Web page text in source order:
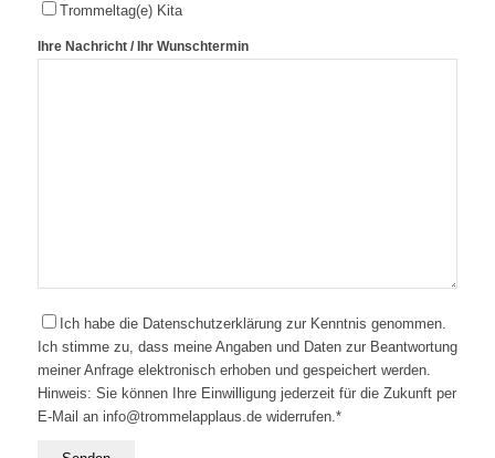
Trommeltag(e) Kita
Ihre Nachricht / Ihr Wunschtermin
Ich habe die Datenschutzerklärung zur Kenntnis genommen.
Ich stimme zu, dass meine Angaben und Daten zur Beantwortung
meiner Anfrage elektronisch erhoben und gespeichert werden.
Hinweis: Sie können Ihre Einwilligung jederzeit für die Zukunft per
E-Mail an info@trommelapplaus.de widerrufen.*